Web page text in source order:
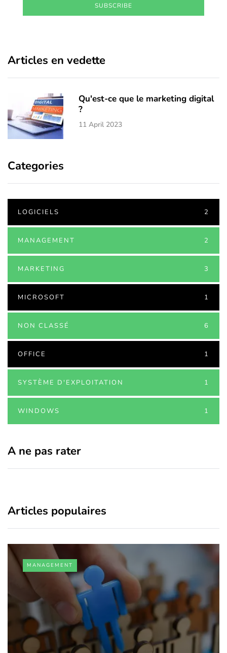
SUBSCRIBE
Articles en vedette
Qu'est-ce que le marketing digital
?
11 April 2023
Categories
LOGICIELS 2
MANAGEMENT 2
MARKETING 3
MICROSOFT 1
NON CLASSÉ 6
OFFICE 1
SYSTÈME D'EXPLOITATION 1
WINDOWS 1
A ne pas rater
Articles populaires
MANAGEMENT